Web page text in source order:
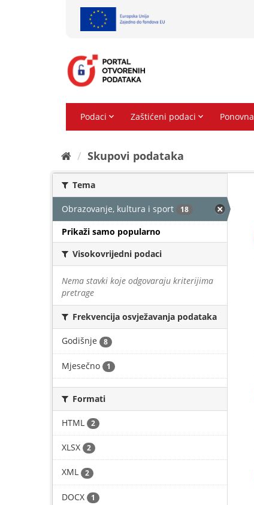
Skupovi podаtаkа
Tema
Obrazovanje, kultura i sport 18
Prikaži samo popularno
Visokovrijedni podaci
Nema stavki koje odgovaraju kriterijima
pretrage
Frekvencija osvježavanja podataka
Godišnje 8
Mjesečno 1
Formati
HTML 2
XLSX 2
XML 2
DOCX 1